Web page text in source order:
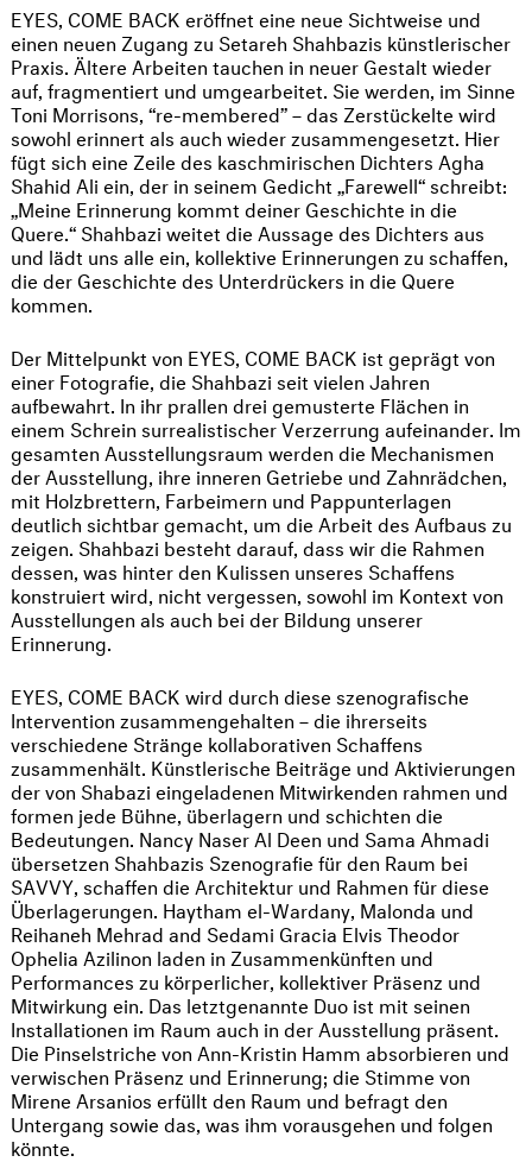
EYES, COME BACK eröffnet eine neue Sichtweise und
einen neuen Zugang zu Setareh Shahbazis künstlerischer
Praxis. Ältere Arbeiten tauchen in neuer Gestalt wieder
auf, fragmentiert und umgearbeitet. Sie werden, im Sinne
Toni Morrisons, “re-membered” – das Zerstückelte wird
sowohl erinnert als auch wieder zusammengesetzt. Hier
fügt sich eine Zeile des kaschmirischen Dichters Agha
Shahid Ali ein, der in seinem Gedicht „Farewell“ schreibt:
„Meine Erinnerung kommt deiner Geschichte in die
Quere.“ Shahbazi weitet die Aussage des Dichters aus
und lädt uns alle ein, kollektive Erinnerungen zu schaffen,
die der Geschichte des Unterdrückers in die Quere
kommen.
Der Mittelpunkt von EYES, COME BACK ist geprägt von
einer Fotografie, die Shahbazi seit vielen Jahren
aufbewahrt. In ihr prallen drei gemusterte Flächen in
einem Schrein surrealistischer Verzerrung aufeinander. Im
gesamten Ausstellungsraum werden die Mechanismen
der Ausstellung, ihre inneren Getriebe und Zahnrädchen,
mit Holzbrettern, Farbeimern und Pappunterlagen
deutlich sichtbar gemacht, um die Arbeit des Aufbaus zu
zeigen. Shahbazi besteht darauf, dass wir die Rahmen
dessen, was hinter den Kulissen unseres Schaffens
konstruiert wird, nicht vergessen, sowohl im Kontext von
Ausstellungen als auch bei der Bildung unserer
Erinnerung.
EYES, COME BACK wird durch diese szenografische
Intervention zusammengehalten – die ihrerseits
verschiedene Stränge kollaborativen Schaffens
zusammenhält. Künstlerische Beiträge und Aktivierungen
der von Shabazi eingeladenen Mitwirkenden rahmen und
formen jede Bühne, überlagern und schichten die
Bedeutungen. Nancy Naser Al Deen und Sama Ahmadi
übersetzen Shahbazis Szenografie für den Raum bei
SAVVY, schaffen die Architektur und Rahmen für diese
Überlagerungen. Haytham el-Wardany, Malonda und
Reihaneh Mehrad and Sedami Gracia Elvis Theodor
Ophelia Azilinon laden in Zusammenkünften und
Performances zu körperlicher, kollektiver Präsenz und
Mitwirkung ein. Das letztgenannte Duo ist mit seinen
Installationen im Raum auch in der Ausstellung präsent.
Die Pinselstriche von Ann-Kristin Hamm absorbieren und
verwischen Präsenz und Erinnerung; die Stimme von
Mirene Arsanios erfüllt den Raum und befragt den
Untergang sowie das, was ihm vorausgehen und folgen
könnte.